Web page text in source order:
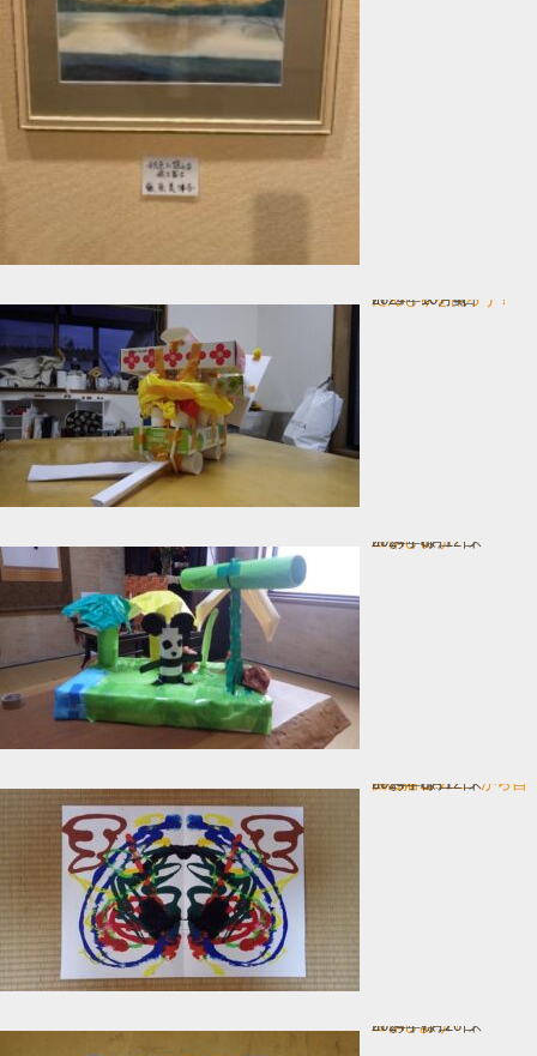
だんじりを作ろう！
In コース一覧
2024年10月4日
工作しょう！
In お子様コース
2024年8月12日
デカㇽコマニーから自由に描こ…
In お子様コース
2024年8月12日
工作しよう！
In お子様コース
2024年7月26日